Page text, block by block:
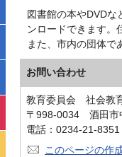
図書館の本やDVDな
ンロードできます。
また、市内の団体で
お問い合わせ
教育委員会 社会教
〒998-0034 酒田市
電話：0234-21-
このページの作